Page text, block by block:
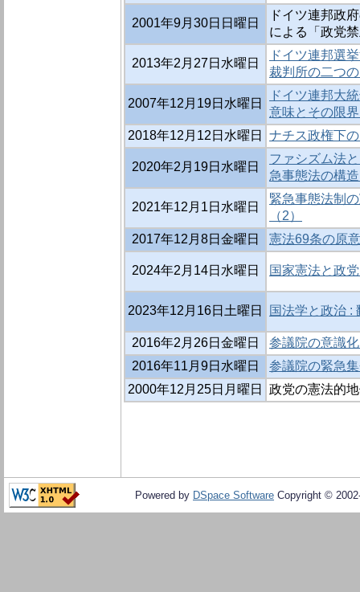
2001年9月30日日曜日
ドイツ連邦政
による「政党
2013年2月27日水曜日
ドイツ連邦選
裁判所の二つ
2007年12月19日水曜日
ドイツ連邦大
意味とその限
2018年12月12日水曜日
ナチス政権下
2020年2月19日水曜日
ファシズム法
急事態法の構
2021年12月1日水曜日
緊急事態法制
（2）
2017年12月8日金曜日
憲法69条の原
2024年2月14日水曜日 国家憲法と政
2023年12月16日土曜日 国法学と政治 :
2016年2月26日金曜日
参議院の意識
2016年11月9日水曜日
参議院の緊急
2000年12月25日月曜日
政党の憲法的
Powered by DSpace Software Copyright ©